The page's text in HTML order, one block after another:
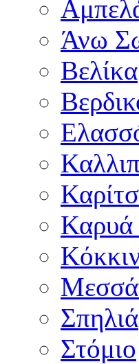
Άνω
Βελίκα
Σπηλιά
Στόμιο